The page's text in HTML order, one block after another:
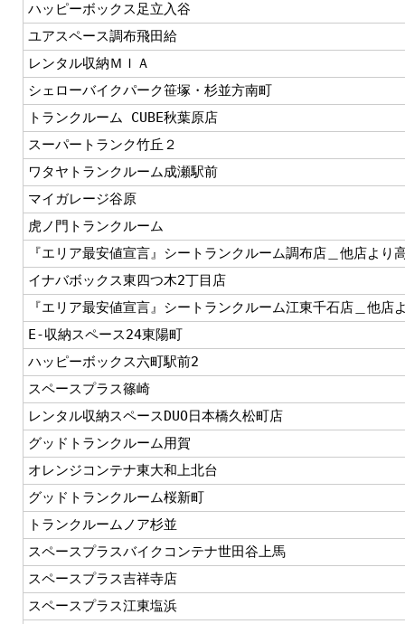
ハッピーボックス足立入谷
ユアスペース調布飛田給
レンタル収納ＭＩＡ
シェローバイクパーク笹塚・杉並方南町
トランクルーム CUBE秋葉原店
スーパートランク竹丘２
ワタヤトランクルーム成瀬駅前
マイガレージ谷原
虎ノ門トランクルーム
『エリア最安値宣言』シートランクルーム調布店＿他店より
イナバボックス東四つ木2丁目店
『エリア最安値宣言』シートランクルーム江東千石店＿他店
E-収納スペース24東陽町
ハッピーボックス六町駅前2
スペースプラス篠崎
レンタル収納スペースDUO日本橋久松町店
グッドトランクルーム用賀
オレンジコンテナ東大和上北台
グッドトランクルーム桜新町
トランクルームノア杉並
スペースプラスバイクコンテナ世田谷上馬
スペースプラス吉祥寺店
スペースプラス江東塩浜